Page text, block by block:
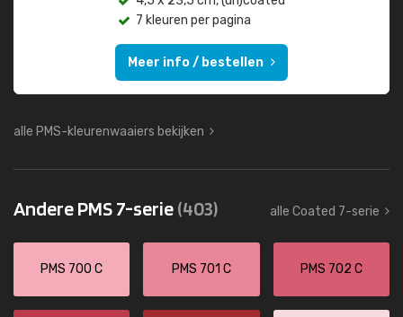
7 kleuren per pagina
Meer info / bestellen
alle PMS-kleurenwaaiers bekijken
Andere PMS 7-serie(403) alle Coated 7-serie
PMS 700 C PMS 701 C PMS 702 C